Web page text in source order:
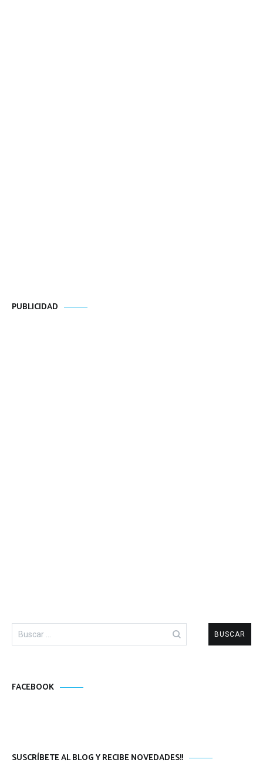
PUBLICIDAD
Buscar:
FACEBOOK
SUSCRÍBETE AL BLOG Y RECIBE NOVEDADES!!